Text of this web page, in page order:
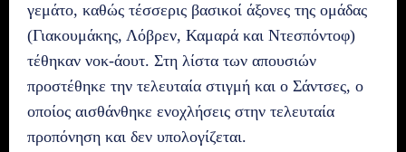
γεμάτο, καθώς τέσσερις βασικοί άξονες της ομάδας
(Γιακουμάκης, Λόβρεν, Καμαρά και Ντεσπόντοφ)
τέθηκαν νοκ-άουτ. Στη λίστα των απουσιών
προστέθηκε την τελευταία στιγμή και ο Σάντσες, ο
οποίος αισθάνθηκε ενοχλήσεις στην τελευταία
προπόνηση και δεν υπολογίζεται.